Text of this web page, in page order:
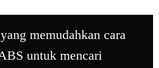
memudahkan cara
untuk mencari